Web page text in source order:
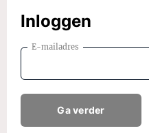
Inloggen
E-mailadres
Ga verder